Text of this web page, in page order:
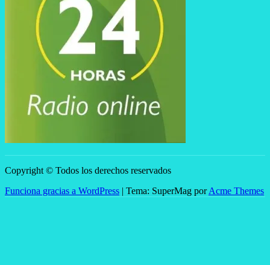
Copyright © Todos los derechos reservados
Funciona gracias a WordPress | Tema: SuperMag porAcme Themes